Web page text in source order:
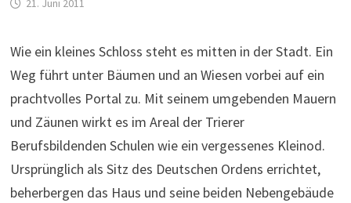
21. Juni 2011
Wie ein kleines Schloss steht es mitten in der Stadt. Ein
Weg führt unter Bäumen und an Wiesen vorbei auf ein
prachtvolles Portal zu. Mit seinem umgebenden Mauern
und Zäunen wirkt es im Areal der Trierer
Berufsbildenden Schulen wie ein vergessenes Kleinod.
Ursprünglich als Sitz des Deutschen Ordens errichtet,
beherbergen das Haus und seine beiden Nebengebäude